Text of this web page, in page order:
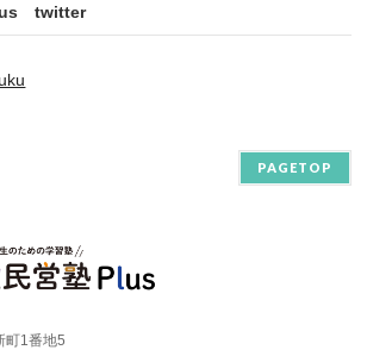
twitter
PAGETOP
町1番地5